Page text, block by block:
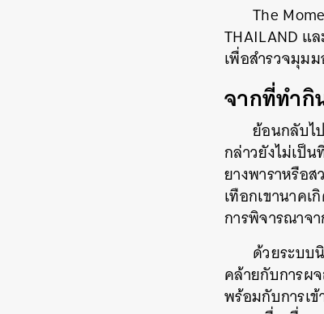
The
THAILAND แล
เพื่อสำรวจมุมม
จากที่ทำ
ย้อนกลับไ
กล่าวยังไม่เป็
ยางพาราหรือ
เทือกเขานาค
การพิจารณาจ
ด้วยระบบ
คล้ายกับการผ
พร้อมกับการเ